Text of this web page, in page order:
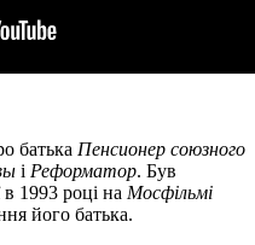
батька Пенсионер союзного
і Реформатор. Був
1993 році на Мосфільмі
його батька.